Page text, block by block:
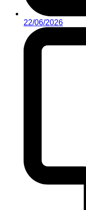
22/06/2026